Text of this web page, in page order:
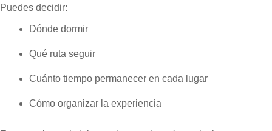
Puedes decidir:
Dónde dormir
Qué ruta seguir
Cuánto tiempo permanecer en cada lugar
Cómo organizar la experiencia